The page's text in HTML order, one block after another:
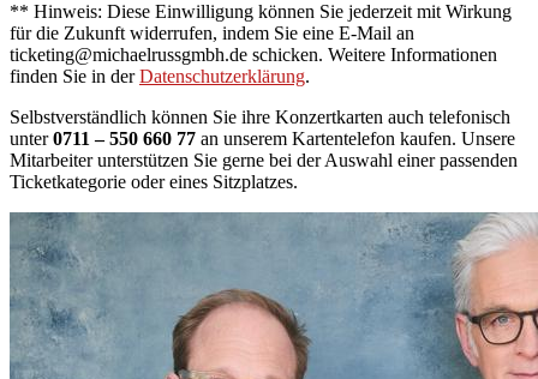
** Hinweis: Diese Einwilligung können Sie jederzeit mit Wirkung
für die Zukunft widerrufen, indem Sie eine E-Mail an
ticketing@michaelrussgmbh.de schicken. Weitere Informationen
finden Sie in derDatenschutzerklärung.
Selbstverständlich können Sie ihre Konzertkarten auch telefonisch
unter0711 – 550 660 77 an unserem Kartentelefon kaufen. Unsere
Mitarbeiter unterstützen Sie gerne bei der Auswahl einer passenden
Ticketkategorie oder eines Sitzplatzes.